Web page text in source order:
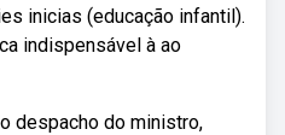
inicias (educação infantil).
indispensável à ao
despacho do ministro,